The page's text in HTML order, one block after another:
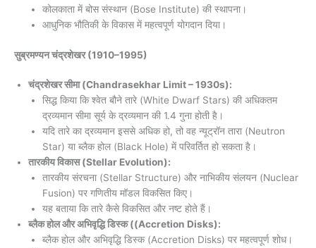
कोलकाता में बोस संस्थान (Bose Institute) की स्थापना।
आधुनिक भौतिकी के विकास में महत्वपूर्ण योगदान दिया।
सुब्रमण्यन चंद्रशेखर(1910–1995)
चंद्रशेखर सीमा (Chandrasekhar Limit – 1930s):
सिद्ध किया कि श्वेत बौने तारे (White Dwarf Stars) की अधिकतम
द्रव्यमान सीमा सूर्य के द्रव्यमान की 1.4 गुना होती है।
यदि तारे का द्रव्यमान इससे अधिक हो, तो वह न्यूट्रॉन तारा (Neutron
Star) या ब्लैक होल (Black Hole) में परिवर्तित हो सकता है।
तारकीय विकास (Stellar Evolution):
तारकीय संरचना (Stellar Structure) और नाभिकीय संलयन (Nuclear
Fusion) पर गणितीय मॉडल विकसित किए।
यह बताया कि तारे कैसे विकसित और नष्ट होते हैं।
ब्लैक होल और अभिवृद्धि डिस्क ((Accretion Disks):
ब्लैक होल और अभिवृद्धि डिस्क (Accretion Disks) पर महत्वपूर्ण शोध।